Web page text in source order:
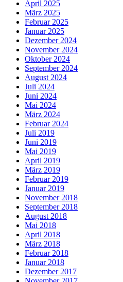
April 2025
März 2025
Februar 2025
Januar 2025
Dezember 2024
November 2024
Oktober 2024
September 2024
August 2024
Juli 2024
Juni 2024
Mai 2024
März 2024
Februar 2024
Juli 2019
Juni 2019
Mai 2019
April 2019
März 2019
Februar 2019
Januar 2019
November 2018
September 2018
August 2018
Mai 2018
April 2018
März 2018
Februar 2018
Januar 2018
Dezember 2017